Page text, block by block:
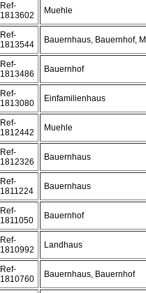
Ref-
1813602
Muehle
Ref-
1813544
Bauernhaus, Bauernhof,
Ref-
1813486
Bauernhof
Ref-
1813080
Einfamilienhaus
Ref-
1812442
Muehle
Ref-
1812326
Bauernhaus
Ref-
1811224
Bauernhaus
Ref-
1811050
Bauernhof
Ref-
1810992
Landhaus
Ref-
1810760
Bauernhaus, Bauernhof